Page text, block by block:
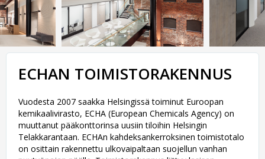
ECHAN TOIMISTORAKENNUS
Vuodesta 2007 saakka Helsingissä toiminut Euroopan
kemikaalivirasto, ECHA (European Chemicals Agency) on
muuttanut pääkonttorinsa uusiin tiloihin Helsingin
Telakkarantaan. ECHAn kahdeksankerroksinen toimistotalo
on osittain rakennettu ulkovaipaltaan suojellun vanhan